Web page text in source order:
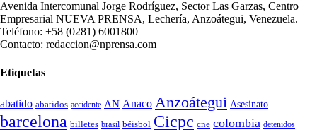
Avenida Intercomunal Jorge Rodríguez, Sector Las Garzas, Centro
Empresarial NUEVA PRENSA, Lechería, Anzoátegui, Venezuela.
Teléfono: +58 (0281) 6001800
Contacto: redaccion@nprensa.com
Etiquetas
abatido abatidos accidente AN Anaco Anzoátegui Asesinato
barcelona billetes brasil béisbol Cicpc cne colombia detenidos